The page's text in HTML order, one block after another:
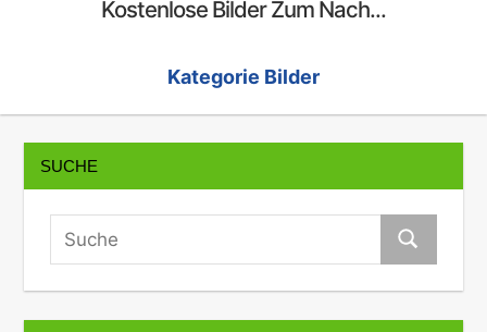
Kostenlose Bilder Zum Nach...
Kategorie Bilder
SUCHE